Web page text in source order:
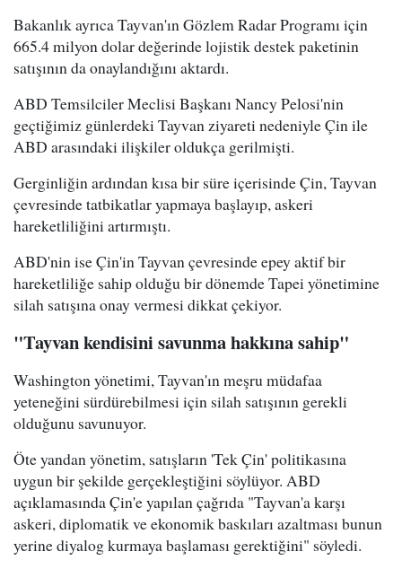
Bakanlık ayrıca Tayvan'ın Gözlem Radar Programı için
665.4 milyon dolar değerinde lojistik destek paketinin
satışının da onaylandığını aktardı.
ABD Temsilciler Meclisi Başkanı Nancy Pelosi'nin
geçtiğimiz günlerdeki Tayvan ziyareti nedeniyle Çin ile
ABD arasındaki ilişkiler oldukça gerilmişti.
Gerginliğin ardından kısa bir süre içerisinde Çin, Tayvan
çevresinde tatbikatlar yapmaya başlayıp, askeri
hareketliliğini artırmıştı.
ABD'nin ise Çin'in Tayvan çevresinde epey aktif bir
hareketliliğe sahip olduğu bir dönemde Tapei yönetimine
silah satışına onay vermesi dikkat çekiyor.
"Tayvan kendisini savunma hakkına sahip"
Washington yönetimi, Tayvan'ın meşru müdafaa
yeteneğini sürdürebilmesi için silah satışının gerekli
olduğunu savunuyor.
Öte yandan yönetim, satışların 'Tek Çin' politikasına
uygun bir şekilde gerçekleştiğini söylüyor. ABD
açıklamasında Çin'e yapılan çağrıda "Tayvan'a karşı
askeri, diplomatik ve ekonomik baskıları azaltması bunun
yerine diyalog kurmaya başlaması gerektiğini" söyledi.